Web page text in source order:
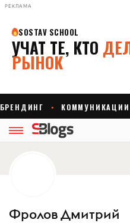
РЕКЛАМА
Фролов Дмитрий